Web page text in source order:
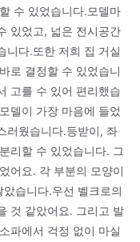
수 있었습니다.모델마
있었고, 넓은 전시공간
니다.또한 저희 집 거실
로 결정할 수 있었습니
고를 수 있어 편리했습
델이 가장 마음에 들었
러웠습니다.등받이, 좌
리할 수 있었습니다. 그
어요. 각 부분의 모양이
습니다.우선 벨크로의
것 같았어요. 그리고 발
파에서 걱정 없이 마실